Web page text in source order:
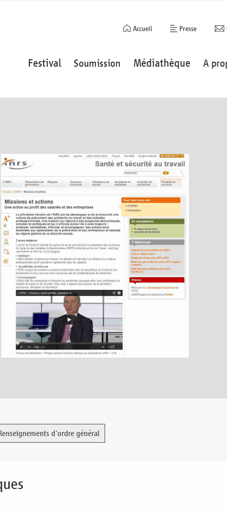
Aller
Accueil Presse
Aller
Festival Soumission Médiathèque A
d'ordre général